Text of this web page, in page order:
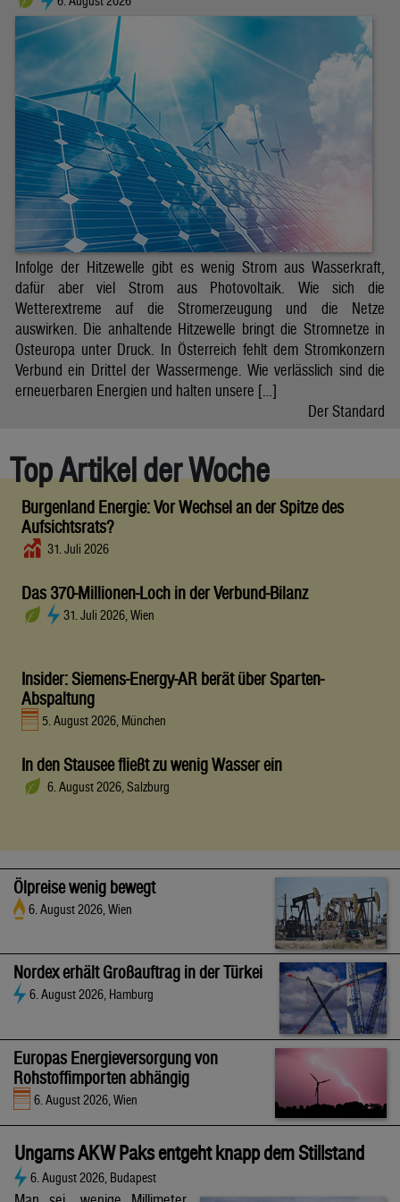
Infolge der Hitzewelle gibt es wenig Strom aus Wasserkraft,
dafür aber viel Strom aus Photovoltaik. Wie sich die
Wetterextreme auf die Stromerzeugung und die Netze
auswirken. Die anhaltende Hitzewelle bringt die Stromnetze in
Osteuropa unter Druck. In Österreich fehlt dem Stromkonzern
Verbund ein Drittel der Wassermenge. Wie verlässlich sind die
erneuerbaren Energien und halten unsere […]
Der Standard
Top Artikel der Woche
Burgenland Energie: Vor Wechsel an der Spitze des
Aufsichtsrats?
31. Juli 2026
Das 370-Millionen-Loch in der Verbund-Bilanz
31. Juli 2026, Wien
Insider: Siemens-Energy-AR berät über Sparten-
Abspaltung
5. August 2026, München
In den Stausee fließt zu wenig Wasser ein
6. August 2026, Salzburg
Ölpreise wenig bewegt
6. August 2026, Wien
Nordex erhält Großauftrag in der Türkei
6. August 2026, Hamburg
Europas Energieversorgung von
Rohstoffimporten abhängig
6. August 2026, Wien
Ungarns AKW Paks entgeht knapp dem Stillstand
6. August 2026, Budapest